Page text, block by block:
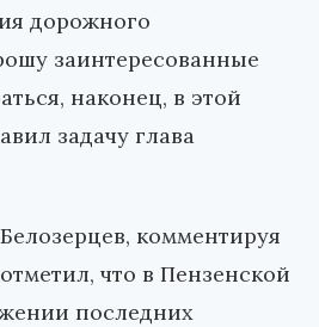
дорожного
заинтересованные
наконец, в этой
задачу глава
комментируя
что в Пензенской
последних